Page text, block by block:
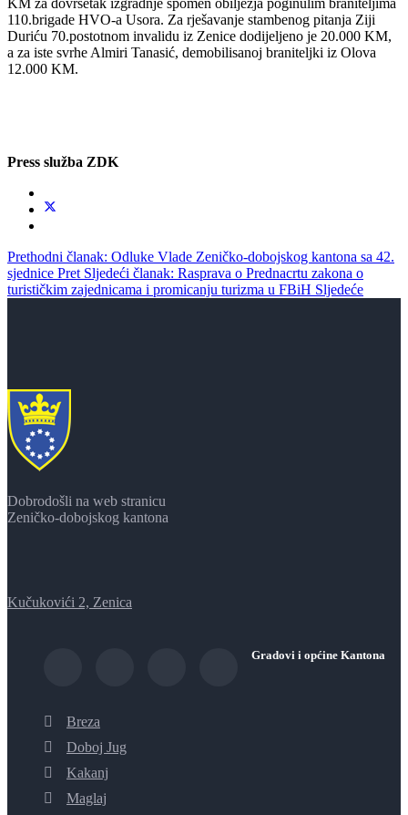
110.brigade HVO-a Usora. Za rješavanje stambenog pitanja Ziji
Duriću 70.postotnom invalidu iz Zenice dodijeljeno je 20.000 KM,
a za iste svrhe Almiri Tanasić, demobilisanoj braniteljki iz Olova
12.000 KM.
Press služba ZDK
Prethodni članak: Odluke Vlade Zeničko-dobojskog kantona sa 42.
sjednice Pret Sljedeći članak: Rasprava o Prednacrtu zakona o
turističkim zajednicama i promicanju turizma u FBiH Sljedeće
Dobrodošli na web stranicu
Zeničko-dobojskog kantona
Kučukovići 2, Zenica
Gradovi i općine Kantona
Breza
Doboj Jug
Kakanj
Maglaj